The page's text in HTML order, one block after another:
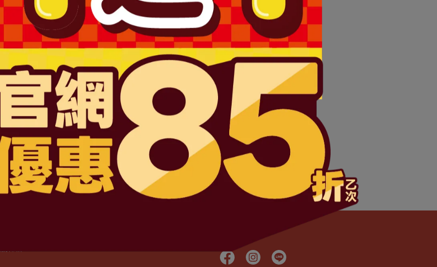
如已拆封或使用過、無法恢復原狀、商品外盒損壞恕無法辦理退換貨。
湖、金門、馬祖….等)
號
第 MD6201047487 號
三段4號地下一層
12:30 下午13:30-17:30 例假日除外